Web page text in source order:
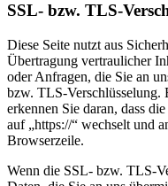
SSL- bzw. TLS-
Diese Seite nutzt aus
Übertragung vertraulicher
oder Anfragen, die Sie an
bzw. TLS-Verschlüsselung.
erkennen Sie daran, dass
auf „https://“ wechselt und
Browserzeile.
Wenn die SSL- bzw. TLS-